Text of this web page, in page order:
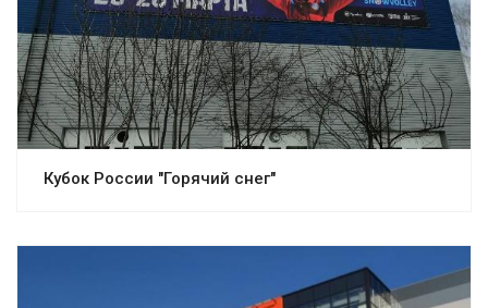
Кубок России "Горячий снег"